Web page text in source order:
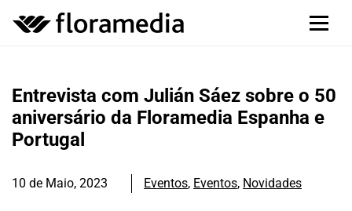
Entrevista com Julián Sáez sobre o 50
aniversário da Floramedia Espanha e
Portugal
10 de Maio, 2023 Eventos, Eventos, Novidades